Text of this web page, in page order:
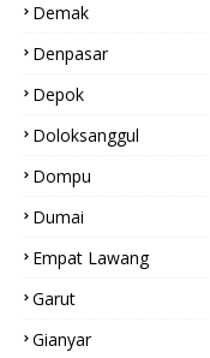
Demak
Denpasar
Depok
Doloksanggul
Dompu
Dumai
Empat Lawang
Garut
Gianyar